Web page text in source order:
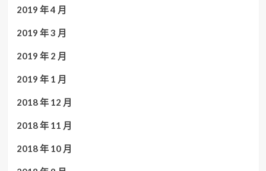
2019 年 4 月
2019 年 3 月
2019 年 2 月
2019 年 1 月
2018 年 12 月
2018 年 11 月
2018 年 10 月